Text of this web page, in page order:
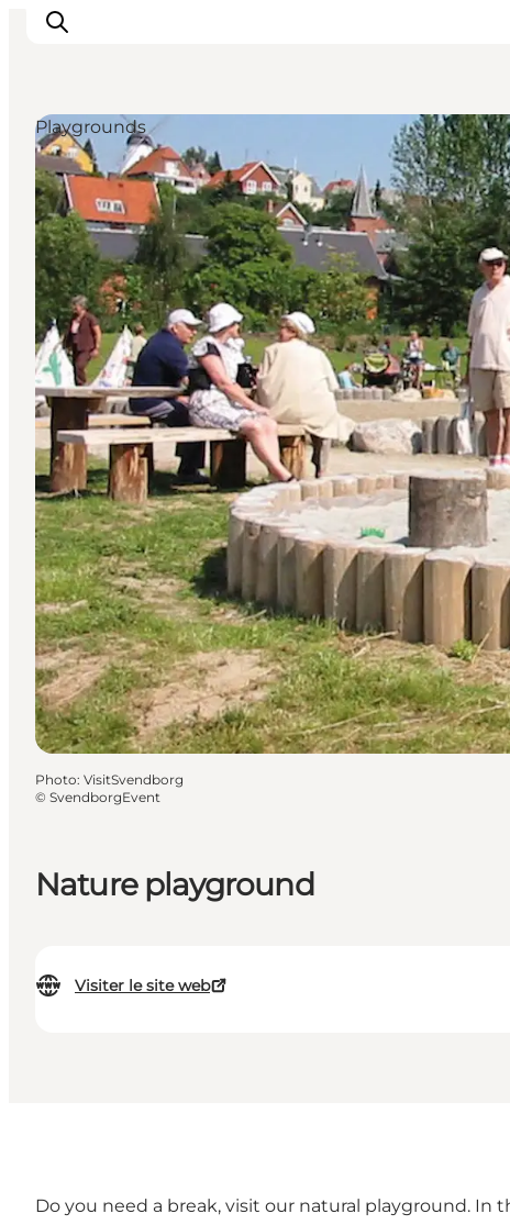
Inspirations
Destinations
Quoi faire
Hébergements
Planifiez votre voyage
Nature playground
Visiter le site web
Playgrounds
Photo: VisitSvendborg
© SvendborgEvent
Do you need a break, visit our natural playground.